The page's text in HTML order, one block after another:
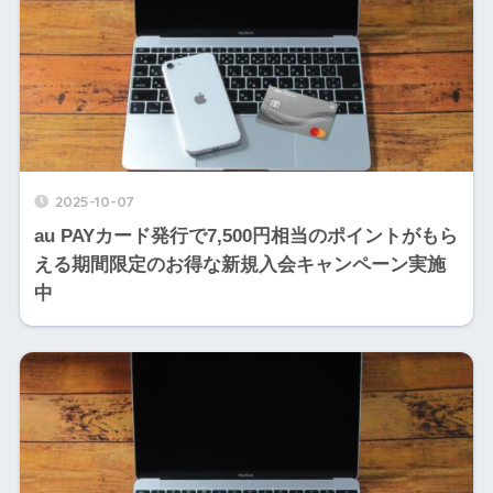
2025-10-07
au PAYカード発行で7,500円相当のポイントがもら
える期間限定のお得な新規入会キャンペーン実施
中